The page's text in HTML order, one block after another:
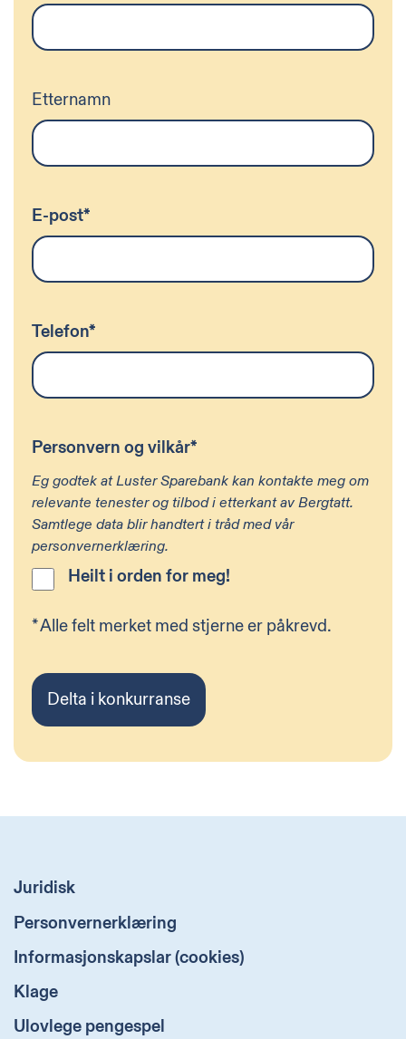
Etternamn
E-post*
Telefon*
Personvern og vilkår*
Eg godtek at Luster Sparebank kan kontakte meg om
relevante tenester og tilbod i etterkant av Bergtatt.
Samtlege data blir handtert i tråd med vår
personvernerklæring.
Heilt i orden for meg!
*Alle felt merket med stjerne er påkrevd.
Juridisk
Personvernerklæring
Informasjonskapslar (cookies)
Klage
Ulovlege pengespel